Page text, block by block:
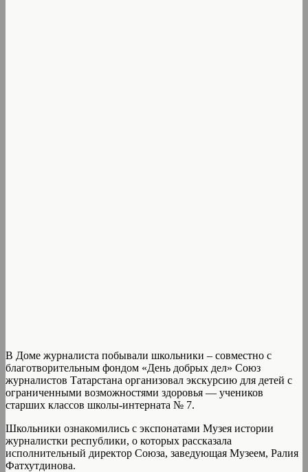
В Доме журналиста побывали школьники – совместно с
благотворительным фондом «День добрых дел» Союз
журналистов Татарстана организовал экскурсию для детей с
ограниченными возможностями здоровья — учеников
старших классов школы-интерната № 7.
Школьники ознакомились с экспонатами Музея истории
журналистки республики, о которых рассказала
исполнительный директор Союза, заведующая Музеем, Ралия
Фатхутдинова.